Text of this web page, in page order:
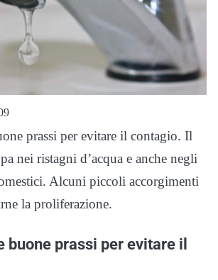
prassi per evitare il contagio. Il
nei ristagni d’acqua e anche negli
Alcuni piccoli accorgimenti
la proliferazione.
buone prassi per evitare il